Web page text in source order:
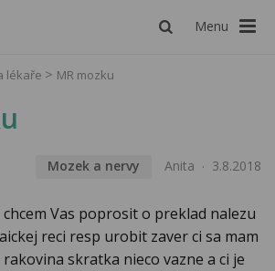
Menu
lékaře MR mozku
Mozek a nervy Anita 3.8.2018
Vas poprosit o preklad nalezu
reci resp urobit zaver ci sa mam
skratka nieco vazne a ci je